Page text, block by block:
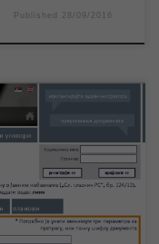
Published 28/09/2016
„Набавка ХТЗ
понуда Комисија
да су све
разлога је
Зрењанин донео
ЈН 28/2016